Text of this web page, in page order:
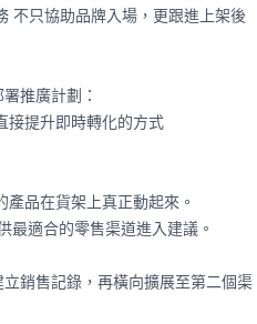
不只協助品牌入場，更跟進上架後
推廣計劃：
接提升即時轉化的方式
產品在貨架上真正動起來。
最適合的零售渠道進入建議。
銷售記錄，再橫向擴展至第二個渠